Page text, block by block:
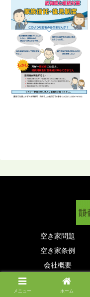
空き家問題
空き家条例
会社概要
メニュー ホーム